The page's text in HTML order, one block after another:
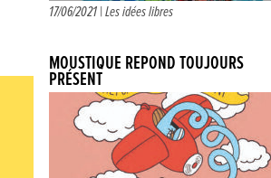
Zeus et sa ribambelle de copains les déesses et
17/06/2021 |Les idées libres
MOUSTIQUE RÉPOND TOUJOURS
PRÉSENT